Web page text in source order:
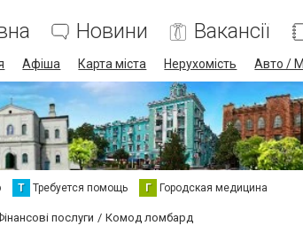
Новини Вакансії
Афіша Карта міста Нерухомість Авто /
Т Требуется помощь Г Городская медицина
послуги Комод ломбард